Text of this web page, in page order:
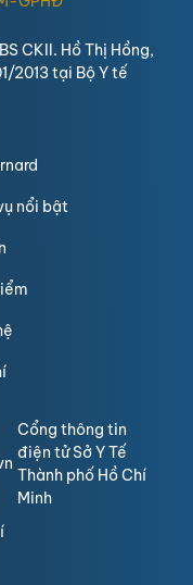
CKII. Hồ Thị Hồng,
2013 tại Bộ Y tế
nổi bật
Cổng thông tin
điện tử Sở Y Tế
Thành phố Hồ Chí
Minh